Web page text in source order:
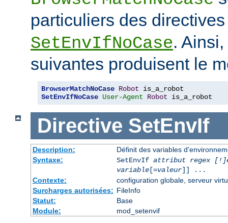
particuliers des
SetEnvIfNoCase.
suivantes produisent le
BrowserMatchNoCase Robot
SetEnvIfNoCase User-Agent Robot is_a_robot
Directive SetEnvIf
Description:
Définit des variables
Syntaxe:
SetEnvIf attribut regex
variable[=valeur]] ...
Contexte:
configuration globale, serveur
Surcharges autorisées: FileInfo
Statut:
Base
Module:
mod_setenvif